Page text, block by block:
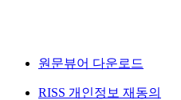
원문뷰어 다운로드
RISS 개인정보 재동의